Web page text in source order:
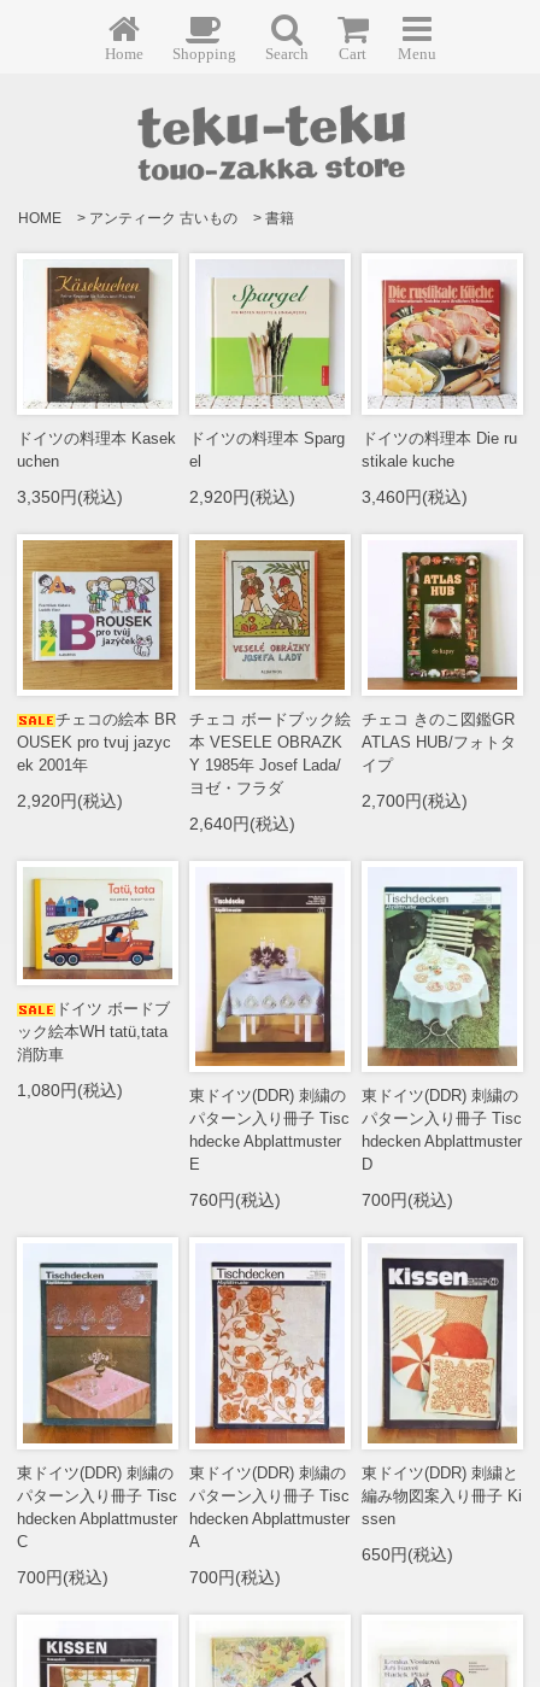
Home Shopping Search Cart Menu
HOME > アンティーク 古いもの > 書籍
ドイツの料理本 Kasek
uchen
3,350円(税込)
ドイツの料理本 Sparg
el
2,920円(税込)
ドイツの料理本 Die ru
stikale kuche
3,460円(税込)
チェコの絵本 BR
OUSEK pro tvuj jazyc
ek 2001年
2,920円(税込)
チェコ ボードブック絵
本 VESELE OBRAZK
Y 1985年 Josef Lada/
ヨゼ・フラダ
2,640円(税込)
チェコ きのこ図鑑GR
ATLAS HUB/フォトタ
イプ
2,700円(税込)
ドイツ ボードブ
ック絵本WH tatü,tata
消防車
1,080円(税込)
東ドイツ(DDR) 刺繍の
パターン入り冊子 Tisc
hdecke Abplattmuster
E
760円(税込)
東ドイツ(DDR) 刺繍の
パターン入り冊子 Tisc
hdecken Abplattmuster
D
700円(税込)
東ドイツ(DDR) 刺繍の
パターン入り冊子 Tisc
hdecken Abplattmuster
C
700円(税込)
東ドイツ(DDR) 刺繍の
パターン入り冊子 Tisc
hdecken Abplattmuster
A
700円(税込)
東ドイツ(DDR) 刺繍と
編み物図案入り冊子 Ki
ssen
650円(税込)